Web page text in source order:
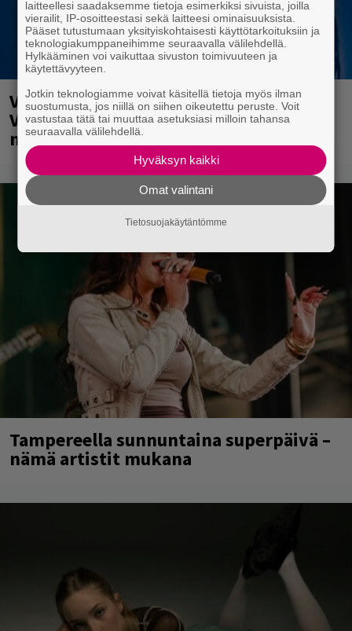
Valtava Yle 100 vuotta -tapahtuma
Veikkaus Arenalla syyskuussa – muista
myös metalliklassikot-konsertti
Tampereella sunnuntaina superpäivä –
nämä artistit mukana
laitteellesi saadaksemme tietoja esimerkiksi sivuista, joilla
vierailit, IP-osoitteestasi sekä laitteesi ominaisuuksista.
Pääset tutustumaan yksityiskohtaisesti käyttötarkoituksiin ja
teknologiakumppaneihimme seuraavalla välilehdellä.
Hylkääminen voi vaikuttaa sivuston toimivuuteen ja
käytettävyyteen.
Jotkin teknologiamme voivat käsitellä tietoja myös ilman
suostumusta, jos niillä on siihen oikeutettu peruste. Voit
vastustaa tätä tai muuttaa asetuksiasi milloin tahansa
seuraavalla välilehdellä.
Hyväksyn kaikki
Omat valintani
Tietosuojakäytäntömme